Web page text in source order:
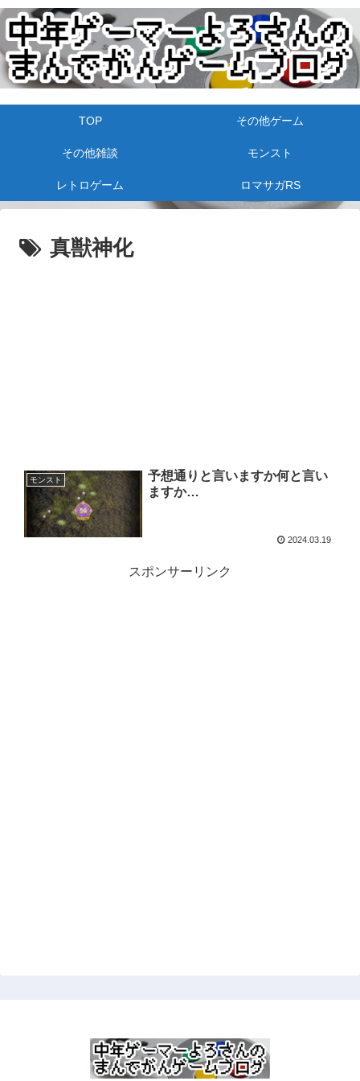
TOP その他ゲーム
その他雑談 モンスト
レトロゲーム ロマサガRS
真獣神化
モンスト
予想通りと言いますか何と言い
ますか…
2024.03.19
スポンサーリンク